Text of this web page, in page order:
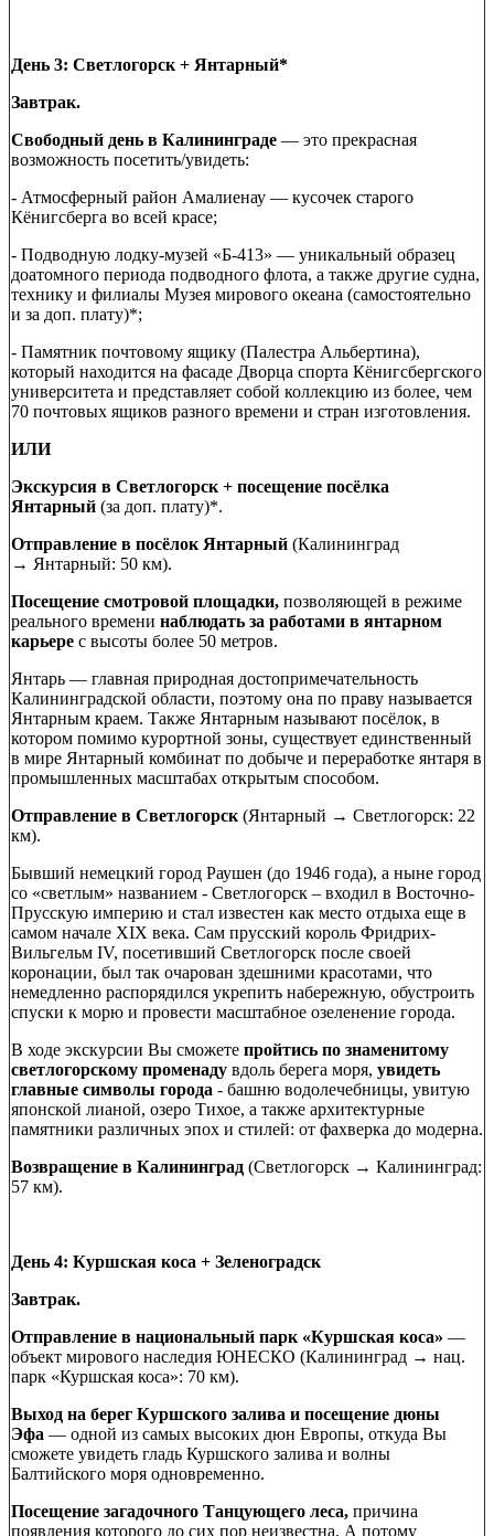
День 3: Светлогорск + Янтарный*
Завтрак.
Свободный день в Калининграде — это прекрасная
возможность посетить/увидеть:
- Атмосферный район Амалиенау — кусочек старого
Кёнигсберга во всей красе;
- Подводную лодку-музей «Б-413» — уникальный образец
доатомного периода подводного флота, а также другие судна,
технику и филиалы Музея мирового океана (самостоятельно
и за доп. плату)*;
- Памятник почтовому ящику (Палестра Альбертина),
который находится на фасаде Дворца спорта Кёнигсбергского
университета и представляет собой коллекцию из более, чем
70 почтовых ящиков разного времени и стран изготовления.
ИЛИ
Экскурсия в Светлогорск + посещение посёлка
Янтарный (за доп. плату)*.
Отправление в посёлок Янтарный (Калининград
→ Янтарный: 50 км).
Посещение смотровой площадки, позволяющей в режиме
реального времени наблюдать за работами в янтарном
карьере с высоты более 50 метров.
Янтарь — главная природная достопримечательность
Калининградской области, поэтому она по праву называется
Янтарным краем. Также Янтарным называют посёлок, в
котором помимо курортной зоны, существует единственный
в мире Янтарный комбинат по добыче и переработке янтаря в
промышленных масштабах открытым способом.
Отправление в Светлогорск (Янтарный → Светлогорск: 22
км).
Бывший немецкий город Раушен (до 1946 года), а ныне город
со «светлым» названием - Светлогорск – входил в Восточно-
Прусскую империю и стал известен как место отдыха еще в
самом начале XIX века. Сам прусский король Фридрих-
Вильгельм IV, посетивший Светлогорск после своей
коронации, был так очарован здешними красотами, что
немедленно распорядился укрепить набережную, обустроить
спуски к морю и провести масштабное озеленение города.
В ходе экскурсии Вы сможете пройтись по знаменитому
светлогорскому променаду вдоль берега моря, увидеть
главные символы города - башню водолечебницы, увитую
японской лианой, озеро Тихое, а также архитектурные
памятники различных эпох и стилей: от фахверка до модерна.
Возвращение в Калининград (Светлогорск → Калининград:
57 км).
День 4: Куршская коса + Зеленоградск
Завтрак.
Отправление в национальный парк «Куршская коса» —
объект мирового наследия ЮНЕСКО (Калининград → нац.
парк «Куршская коса»: 70 км).
Выход на берег Куршского залива и посещение дюны
Эфа — одной из самых высоких дюн Европы, откуда Вы
сможете увидеть гладь Куршского залива и волны
Балтийского моря одновременно.
Посещение загадочного Танцующего леса, причина
появления которого до сих пор неизвестна. А потому